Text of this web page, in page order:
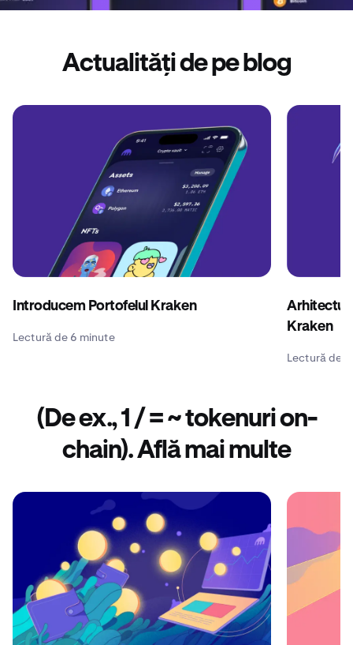
Actualități de pe blog
Introducem Portofelul Kraken
Lectură de 6 minute
Kraken
Lectură de
(De ex., 1 / = ~ tokenuri on-
chain). Află mai multe